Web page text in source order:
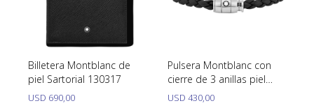
Billetera Montblanc de
piel Sartorial 130317
USD 690,00
Pulsera Montblanc con
cierre de 3 anillas piel
soft.
USD 430,00